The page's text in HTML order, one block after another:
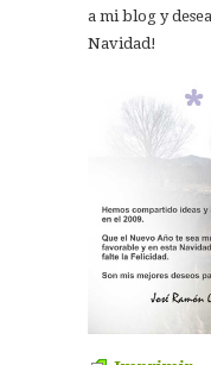
a mi blog y
Navidad!